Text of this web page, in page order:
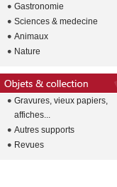
Gastronomie
Sciences & medecine
Animaux
Nature
Gravures, vieux papiers,
affiches...
Autres supports
Revues